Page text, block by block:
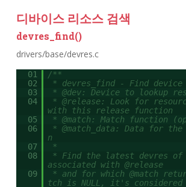
디바이스 리소스 검색
devres_find()
drivers/base/devres.c
01
/**
02
* devres_find - Find device
03
* @dev: Device to lookup
04
* @release: Look for
with this release function
05
* @match: Match function
06
* @match_data: Data for
n
07
*
08
* Find the latest devres of
associated with @release
09
* and for which @match
tch is NULL, it's considered